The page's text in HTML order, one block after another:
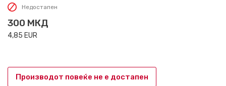
Недостапен
300 МКД
4,85 EUR
Производот повеќе не е достапен